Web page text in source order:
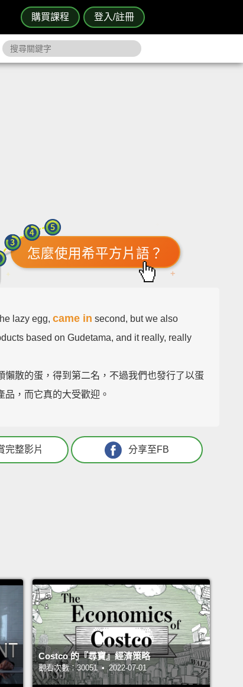
購買課程 登入/註冊
怎麼使用希平方片語？
lazy egg,came in second, but we also
based on Gudetama, and it really, really
懶散的蛋，得到第二名，不過我們也發行了以蛋
品，而它真的大受歡迎。
完整影片 分享至FB
Costco 的『尋寶』經濟策略
觀看次數：30051 • 2022-07-01